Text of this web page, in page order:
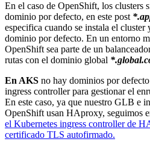
En el caso de OpenShift, los clusters
dominio por defecto, en este post
especifica cuando se instala el cluster
dominio por defecto. En un entorno
OpenShift sea parte de un
rutas con el dominio global
En AKS no hay dominios por
ingress controller para gestionar el
En este caso, ya que nuestro GLB e
OpenShift usan HAproxy, seguimos
el Kubernetes ingress controller de
certificado TLS autofirmado.